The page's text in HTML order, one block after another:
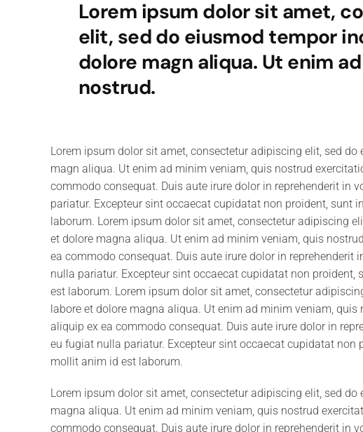
Lorem ipsum dolor sit amet,
elit, sed do eiusmod tempor
dolore magn aliqua. Ut enim
nostrud.
Lorem ipsum dolor sit amet, consectetur adipiscing elit, sed
magn aliqua. Ut enim ad minim veniam, quis nostrud
commodo consequat. Duis aute irure dolor in reprehenderit in
pariatur. Excepteur sint occaecat cupidatat non proident, sunt
laborum. Lorem ipsum dolor sit amet, consectetur adipiscing
et dolore magna aliqua. Ut enim ad minim veniam, quis
ea commodo consequat. Duis aute irure dolor in
nulla pariatur. Excepteur sint occaecat cupidatat non
est laborum. Lorem ipsum dolor sit amet, consectetur
labore et dolore magna aliqua. Ut enim ad minim veniam,
aliquip ex ea commodo consequat. Duis aute irure dolor in
eu fugiat nulla pariatur. Excepteur sint occaecat cupidatat non
mollit anim id est laborum.
Lorem ipsum dolor sit amet, consectetur adipiscing elit, sed
magna aliqua. Ut enim ad minim veniam, quis nostrud
commodo consequat. Duis aute irure dolor in reprehenderit in